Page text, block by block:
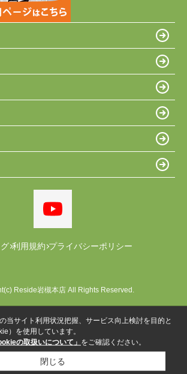
利用規約 プライバシーポリシー
Reside岩槻本店 All Rights Reserved.
当サイト利用状況把握、サービス向上検討を目的と
）を使用しています。
の取扱いについて」 をご確認ください。
閉じる